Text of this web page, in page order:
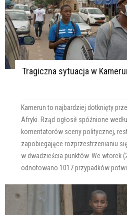
Tragiczna sytuacja w
Kamerun to najbardziej dotknięty
Afryki. Rząd ogłosił spóźnione
komentatorów sceny politycznej,
zapobiegające rozprzestrzenianiu
w dwadzieścia punktów. We wtorek
odnotowano 1017 przypadków